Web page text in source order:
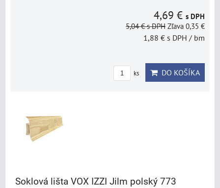
4,69 € s DPH
5,04 €s DPH Zľava 0,35 €
1,88 € s DPH / bm
ks DO KOŠÍKA
Soklová lišta VOX IZZI Jilm polský 773